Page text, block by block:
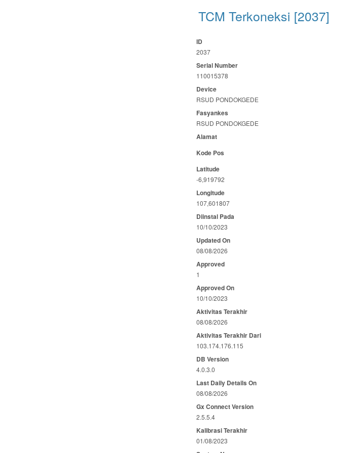
TCM Terkoneksi [2037]
ID
2037
Serial Number
110015378
Device
RSUD PONDOKGEDE
Fasyankes
RSUD PONDOKGEDE
Alamat
Kode Pos
Latitude
-6,919792
Longitude
107,601807
Diinstal Pada
10/10/2023
Updated On
08/08/2026
Approved
1
Approved On
10/10/2023
Aktivitas Terakhir
08/08/2026
Aktivitas Terakhir Dari
103.174.176.115
DB Version
4.0.3.0
Last Daily Details On
08/08/2026
Gx Connect Version
2.5.5.4
Kalibrasi Terakhir
01/08/2023